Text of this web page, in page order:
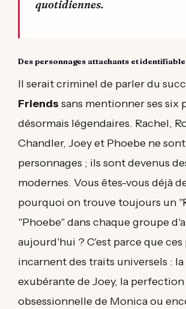
quotidiennes.
Des personnages attachants et
Il serait criminel de parler du
Friends sans mentionner ses six
désormais légendaires. Rachel,
Chandler, Joey et Phoebe ne
personnages ; ils sont devenus
modernes. Vous êtes-vous déjà
pourquoi on trouve toujours un
"Phoebe" dans chaque groupe
aujourd'hui ? C'est parce que ces
incarnent des traits universels :
exubérante de Joey, la perfection
obsessionnelle de Monica ou